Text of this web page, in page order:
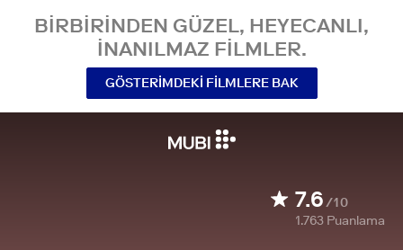
BIRBIRINDEN GÜZEL, HEYECANLI,
INANILMAZ FILMLER.
GÖSTERIMDEKI FILMLERE BAK
7.6/10
1.763 Puanlama